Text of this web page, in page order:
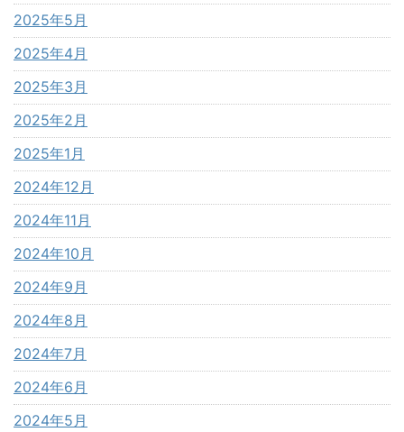
2025年5月
2025年4月
2025年3月
2025年2月
2025年1月
2024年12月
2024年11月
2024年10月
2024年9月
2024年8月
2024年7月
2024年6月
2024年5月